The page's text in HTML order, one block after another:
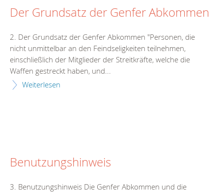
Der Grundsatz der Genfer Abkommen
2. Der Grundsatz der Genfer Abkommen "Personen, die
nicht unmittelbar an den Feindseligkeiten teilnehmen,
einschließlich der Mitglieder der Streitkräfte, welche die
Waffen gestreckt haben, und...
Weiterlesen
Benutzungshinweis
3. Benutzungshinweis Die Genfer Abkommen und die